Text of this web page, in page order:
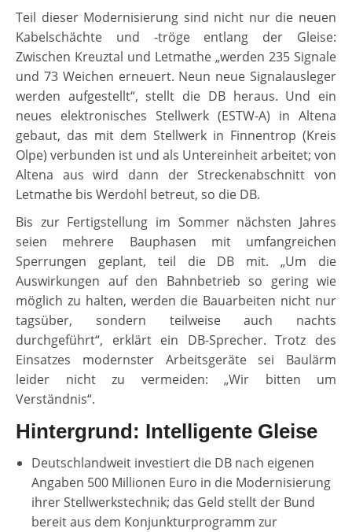
Teil dieser Modernisierung sind nicht nur die neuen
Kabelschächte und -tröge entlang der Gleise:
Zwischen Kreuztal und Letmathe „werden 235 Signale
und 73 Weichen erneuert. Neun neue Signalausleger
werden aufgestellt“, stellt die DB heraus. Und ein
neues elektronisches Stellwerk (ESTW-A) in Altena
gebaut, das mit dem Stellwerk in Finnentrop (Kreis
Olpe) verbunden ist und als Untereinheit arbeitet; von
Altena aus wird dann der Streckenabschnitt von
Letmathe bis Werdohl betreut, so die DB.
Bis zur Fertigstellung im Sommer nächsten Jahres
seien mehrere Bauphasen mit umfangreichen
Sperrungen geplant, teil die DB mit. „Um die
Auswirkungen auf den Bahnbetrieb so gering wie
möglich zu halten, werden die Bauarbeiten nicht nur
tagsüber, sondern teilweise auch nachts
durchgeführt“, erklärt ein DB-Sprecher. Trotz des
Einsatzes modernster Arbeitsgeräte sei Baulärm
leider nicht zu vermeiden: „Wir bitten um
Verständnis“.
Hintergrund: Intelligente Gleise
Deutschlandweit investiert die DB nach eigenen
Angaben 500 Millionen Euro in die Modernisierung
ihrer Stellwerkstechnik; das Geld stellt der Bund
bereit aus dem Konjunkturprogramm zur